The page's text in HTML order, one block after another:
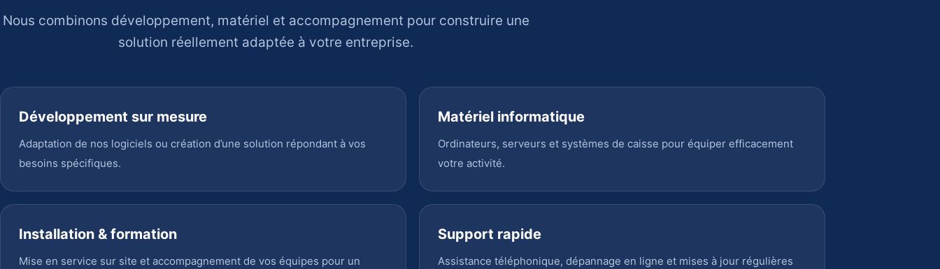
Nous combinons développement, matériel et accompagnement pour construire une
solution réellement adaptée à votre entreprise.
Développement sur mesure
Adaptation de nos logiciels ou création d’une solution répondant à vos
besoins spécifiques.
Matériel informatique
Ordinateurs, serveurs et systèmes de caisse pour équiper efficacement
votre activité.
Installation & formation
Mise en service sur site et accompagnement de vos équipes pour un
Support rapide
Assistance téléphonique, dépannage en ligne et mises à jour régulières